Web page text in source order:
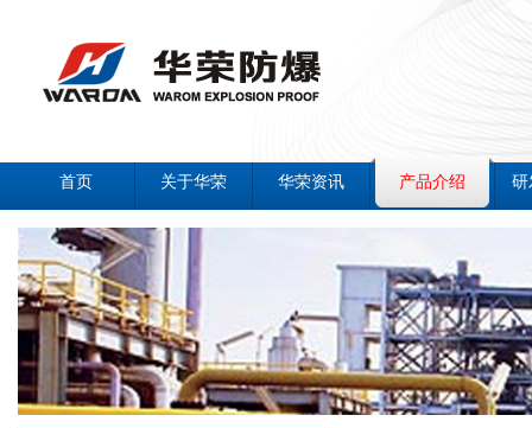
首页 关于华荣 华荣资讯 产品介绍 研